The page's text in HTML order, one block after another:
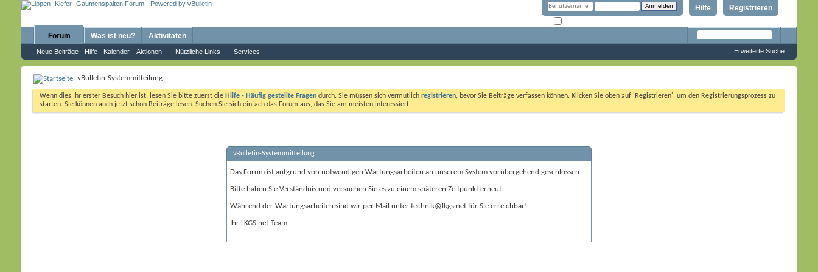
Registrieren
Hilfe
Forum
Neue Beiträge Hilfe Kalender Aktionen Nützliche Links Services
Was ist neu? Aktivitäten
Erweiterte Suche
vBulletin-Systemmitteilung
Wenn dies Ihr erster Besuch hier ist, lesen Sie bitte zuerst die Hilfe - Häufig gestellte Fragen durch. Sie müssen sich vermutlich registrieren, bevor Sie Beiträge verfassen können. Klicken Sie oben auf 'Registrieren', um den Registrierungsprozess zu
starten. Sie können auch jetzt schon Beiträge lesen. Suchen Sie sich einfach das Forum aus, das Sie am meisten interessiert.
vBulletin-Systemmitteilung
Das Forum ist aufgrund von notwendigen Wartungsarbeiten an unserem System vorübergehend geschlossen.
Bitte haben Sie Verständnis und versuchen Sie es zu einem späteren Zeitpunkt erneut.
Während der Wartungsarbeiten sind wir per Mail unter technik@lkgs.net für Sie erreichbar!
Ihr LKGS.net-Team